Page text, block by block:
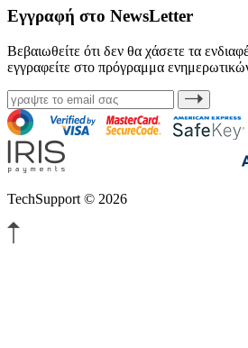
Εγγραφή στο NewsLetter
Βεβαιωθείτε ότι δεν θα χάσετε τα
εγγραφείτε στο πρόγραμμα
TechSupport © 2026